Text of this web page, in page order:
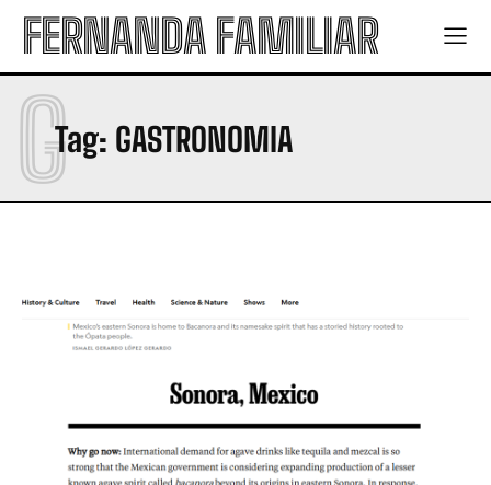
FERNANDA FAMILIAR
Tag: GASTRONOMIA
G